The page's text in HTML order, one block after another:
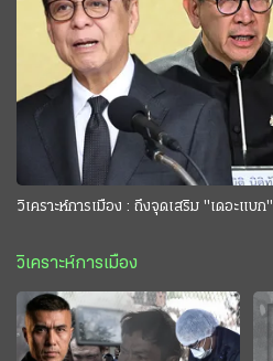
วิเคราะห์การเมือง : ถึงจุดเสริม "เดอะแบก"
วิเคราะห์การเมือง